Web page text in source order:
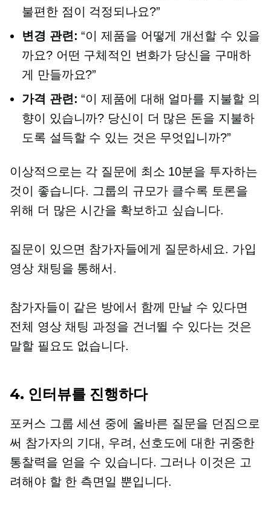
불편한 점이 걱정되나요?”
변경 관련: “이 제품을 어떻게 개선할 수 있을
까요? 어떤 구체적인 변화가 당신을 구매하
게 만들까요?”
가격 관련: “이 제품에 대해 얼마를 지불할 의
향이 있습니까? 당신이 더 많은 돈을 지불하
도록 설득할 수 있는 것은 무엇입니까?”
이상적으로는 각 질문에 최소 10분을 투자하는
것이 좋습니다. 그룹의 규모가 클수록 토론을
위해 더 많은 시간을 확보하고 싶습니다.
질문이 있으면 참가자들에게 질문하세요. 가입
영상 채팅을 통해서.
참가자들이 같은 방에서 함께 만날 수 있다면
전체 영상 채팅 과정을 건너뛸 수 있다는 것은
말할 필요도 없습니다.
4. 인터뷰를 진행하다
포커스 그룹 세션 중에 올바른 질문을 던짐으로
써 참가자의 기대, 우려, 선호도에 대한 귀중한
통찰력을 얻을 수 있습니다. 그러나 이것은 고
려해야 할 한 측면일 뿐입니다.